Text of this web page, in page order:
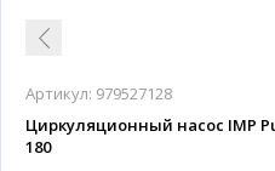
Артикул: 979527128
Циркуляционный насос IMP
180